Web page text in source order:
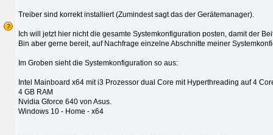
Treiber sind korrekt installiert (Zumindest sagt das der Gerätemanager).
Ich will jetzt hier nicht die gesamte Systemkonfiguration posten, damit der
Bin aber gerne bereit, auf Nachfrage einzelne Abschnitte meiner
Im Groben sieht die Systemkonfiguration so aus:
Intel Mainboard x64 mit i3 Prozessor dual Core mit Hyperthreading auf 4
4 GB RAM
Nvidia Gforce 640 von Asus.
Windows 10 - Home - x64